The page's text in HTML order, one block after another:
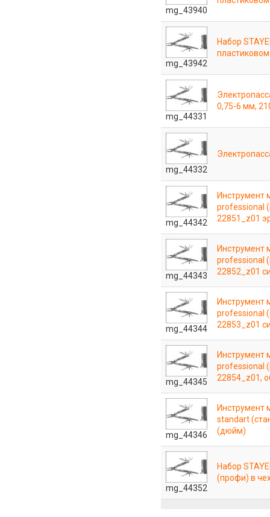
mg_43940
mg_43942
Набор
mg_44331
0,75-6 мм,
mg_44332
mg_44342
Инструмент
professional
22851_z01
mg_44343
Инструмент
professional
22852_z01
mg_44344
Инструмент
professional
22853_z01
mg_44345
Инструмент
professional
22854_z01,
mg_44346
Инструмент
standart
(дюйм)
mg_44352
Набор
(профи) в